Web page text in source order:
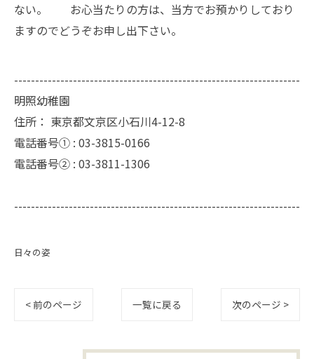
ない。 お心当たりの方は、当方でお預かりしており
ますのでどうぞお申し出下さい。
--------------------------------------------------------------------
明照幼稚園
住所： 東京都文京区小石川4-12-8
電話番号① : 03-3815-0166
電話番号② : 03-3811-1306
--------------------------------------------------------------------
日々の姿
< 前のページ 一覧に戻る 次のページ >